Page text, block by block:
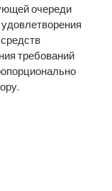
очереди
требований